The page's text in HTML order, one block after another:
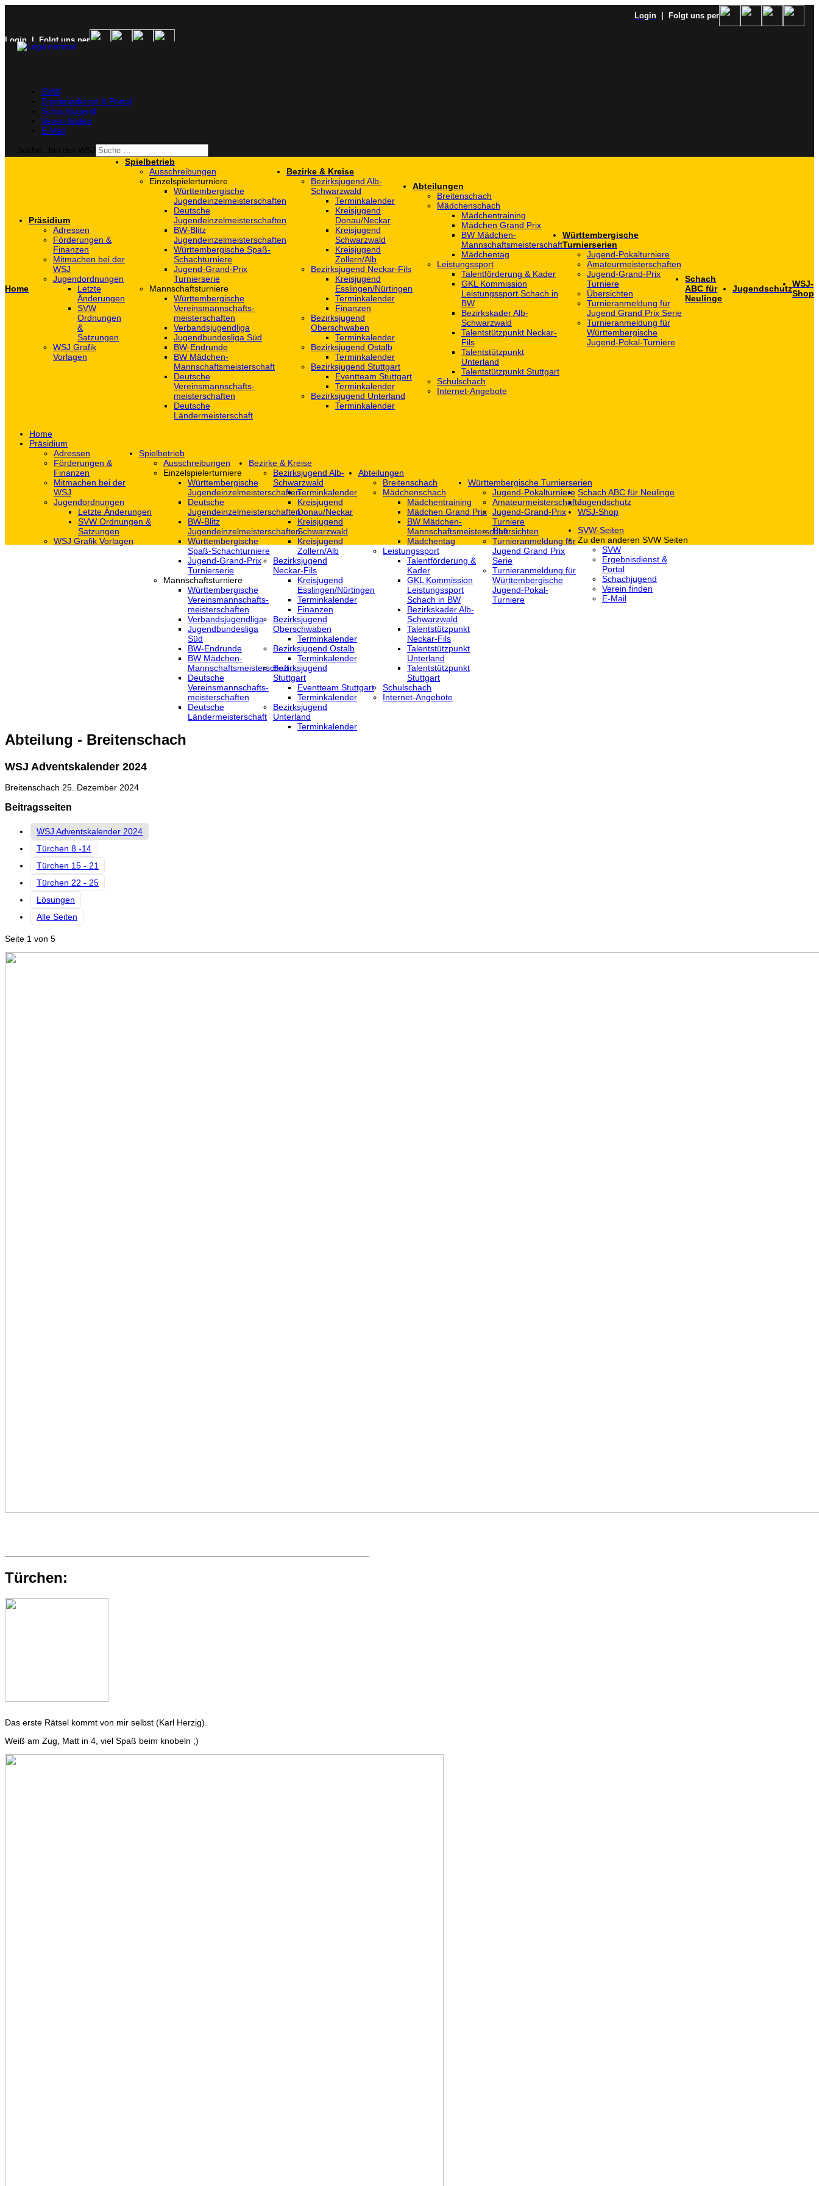
Login | Folgt uns per
Login | Folgt uns per
SVW
Ergebnisdienst & Portal
Schachjugend
Verein finden
E-Mail
Home
Präsidium
Adressen
Förderungen &
Finanzen
Mitmachen bei der
WSJ
Jugendordnungen
Letzte
Änderungen
SVW
Ordnungen
&
Satzungen
WSJ Grafik
Vorlagen
Spielbetrieb
Ausschreibungen
Einzelspielerturniere
Württembergische
Jugendeinzelmeisterschaften
Deutsche
Jugendeinzelmeisterschaften
BW-Blitz
Jugendeinzelmeisterschaften
Württembergische Spaß-
Schachturniere
Jugend-Grand-Prix
Turnierserie
Mannschaftsturniere
Württembergische
Vereinsmannschafts-
meisterschaften
Verbandsjugendliga
Jugendbundesliga Süd
BW-Endrunde
BW Mädchen-
Mannschaftsmeisterschaft
Deutsche
Vereinsmannschafts-
meisterschaften
Deutsche
Ländermeisterschaft
Bezirke & Kreise
Bezirksjugend Alb-
Schwarzwald
Terminkalender
Kreisjugend
Donau/Neckar
Kreisjugend
Schwarzwald
Kreisjugend
Zollern/Alb
Bezirksjugend Neckar-Fils
Kreisjugend
‎Esslingen/Nürtingen
Terminkalender
Finanzen
Bezirksjugend
Oberschwaben
Terminkalender
Bezirksjugend Ostalb
Terminkalender
Bezirksjugend Stuttgart
‎Eventteam Stuttgart
Terminkalender
Bezirksjugend Unterland
Terminkalender
Abteilungen
Breitenschach
Mädchenschach
Mädchentraining
Mädchen Grand Prix
BW Mädchen-
Mannschaftsmeisterschaft
Mädchentag
Leistungssport
Talentförderung & Kader
GKL Kommission
Leistungssport Schach in
BW
Bezirkskader Alb-
Schwarzwald
Talentstützpunkt Neckar-
Fils
Talentstützpunkt
Unterland
Talentstützpunkt Stuttgart
Schulschach
Internet-Angebote
Württembergische
Turnierserien
Jugend-Pokalturniere
Amateurmeisterschaften
Jugend-Grand-Prix
Turniere
Übersichten
Turnieranmeldung für
Jugend Grand Prix Serie
Turnieranmeldung für
Württembergische
Jugend-Pokal-Turniere
Schach
ABC für
Neulinge
JugendschutzWSJ-
Shop
Home
Präsidium
Adressen
Förderungen &
Finanzen
Mitmachen bei der
WSJ
Jugendordnungen
Letzte Änderungen
SVW Ordnungen &
Satzungen
WSJ Grafik Vorlagen
Spielbetrieb
Ausschreibungen
Einzelspielerturniere
Württembergische
Jugendeinzelmeisterschaften
Deutsche
Jugendeinzelmeisterschaften
BW-Blitz
Jugendeinzelmeisterschaften
Württembergische
Spaß-Schachturniere
Jugend-Grand-Prix
Turnierserie
Mannschaftsturniere
Württembergische
Vereinsmannschafts-
meisterschaften
Verbandsjugendliga
Jugendbundesliga
Süd
BW-Endrunde
BW Mädchen-
Mannschaftsmeisterschaft
Deutsche
Vereinsmannschafts-
meisterschaften
Deutsche
Ländermeisterschaft
Bezirke & Kreise
Bezirksjugend Alb-
Schwarzwald
Terminkalender
Kreisjugend
Donau/Neckar
Kreisjugend
Schwarzwald
Kreisjugend
Zollern/Alb
Bezirksjugend
Neckar-Fils
Kreisjugend
‎Esslingen/Nürtingen
Terminkalender
Finanzen
Bezirksjugend
Oberschwaben
Terminkalender
Bezirksjugend Ostalb
Terminkalender
Bezirksjugend
Stuttgart
‎Eventteam Stuttgart
Terminkalender
Bezirksjugend
Unterland
Terminkalender
Abteilungen
Breitenschach
Mädchenschach
Mädchentraining
Mädchen Grand Prix
BW Mädchen-
Mannschaftsmeisterschaft
Mädchentag
Leistungssport
Talentförderung &
Kader
GKL Kommission
Leistungssport
Schach in BW
Bezirkskader Alb-
Schwarzwald
Talentstützpunkt
Neckar-Fils
Talentstützpunkt
Unterland
Talentstützpunkt
Stuttgart
Schulschach
Internet-Angebote
Württembergische Turnierserien
Jugend-Pokalturniere
Amateurmeisterschaften
Jugend-Grand-Prix
Turniere
Übersichten
Turnieranmeldung für
Jugend Grand Prix
Serie
Turnieranmeldung für
Württembergische
Jugend-Pokal-
Turniere
Schach ABC für Neulinge
Jugendschutz
WSJ-Shop
SVW-Seiten
Zu den anderen SVW Seiten
SVW
Ergebnisdienst &
Portal
Schachjugend
Verein finden
E-Mail
Abteilung - Breitenschach
WSJ Adventskalender 2024
Breitenschach 25. Dezember 2024
Beitragsseiten
WSJ Adventskalender 2024
Türchen 8 -14
Türchen 15 - 21
Türchen 22 - 25
Lösungen
Alle Seiten
Seite 1 von 5
Türchen:
Das erste Rätsel kommt von mir selbst (Karl Herzig).
Weiß am Zug, Matt in 4, viel Spaß beim knobeln ;)